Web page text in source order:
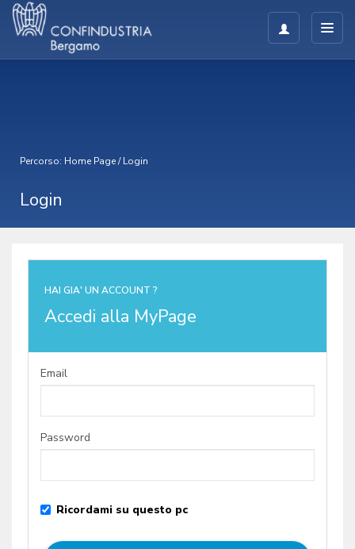
Percorso: Home Page/Login
Login
HAI GIA' UN ACCOUNT ?
Accedi alla MyPage
Email
Password
Ricordami su questo pc